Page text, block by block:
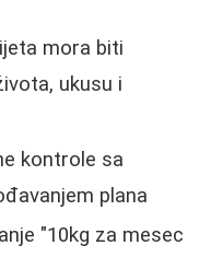
mora biti
ukusu i
kontrole sa
plana
"10kg za mesec